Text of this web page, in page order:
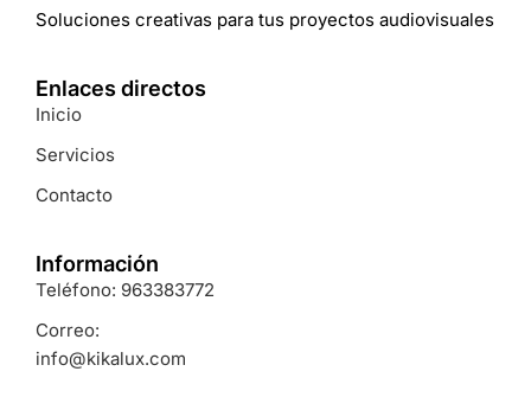
Soluciones creativas para tus proyectos audiovisuales
Enlaces directos
Inicio
Servicios
Contacto
Información
Teléfono: 963383772
Correo:
info@kikalux.com